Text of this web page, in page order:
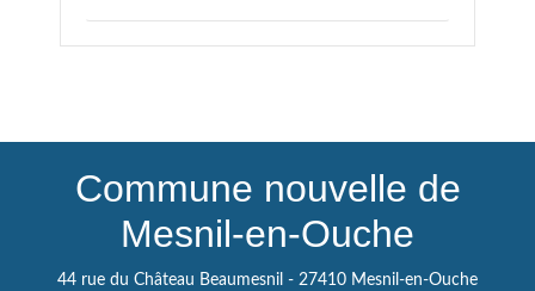
Commune nouvelle de
Mesnil-en-Ouche
44 rue du Château Beaumesnil - 27410 Mesnil-en-Ouche